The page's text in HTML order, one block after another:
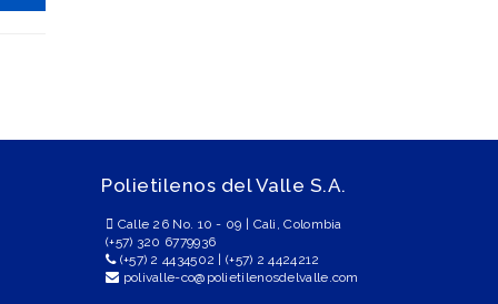
Polietilenos del Valle S.A.
Calle 26 No. 10 - 09 | Cali, Colombia
(+57) 320 6779936
(+57) 2 4434502 |(+57) 2 4424212
polivalle-co@polietilenosdelvalle.com